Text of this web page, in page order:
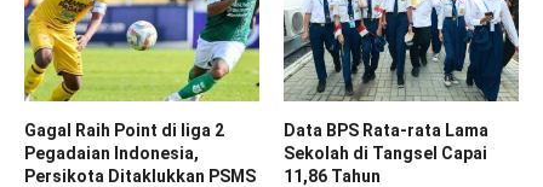
Gagal Raih Point di liga 2
Pegadaian Indonesia,
Persikota Ditaklukkan PSMS
Data BPS Rata-rata Lama
Sekolah di Tangsel Capai
11,86 Tahun